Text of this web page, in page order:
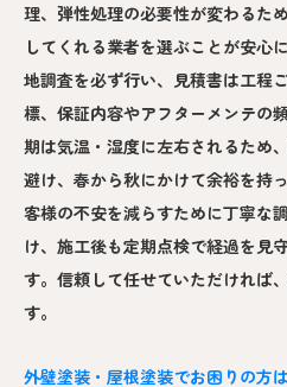
理、弾性処理の必要性が変わるた
してくれる業者を選ぶことが安心
地調査を必ず行い、見積書は工程
標、保証内容やアフターメンテの
期は気温・湿度に左右されるため
避け、春から秋にかけて余裕を持
客様の不安を減らすために丁寧な
け、施工後も定期点検で経過を見
す。信頼して任せていただければ
す。
外壁塗装・屋根塗装でお困りの方